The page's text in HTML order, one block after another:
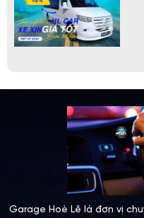
Garage Hoè Lê là đơn vị